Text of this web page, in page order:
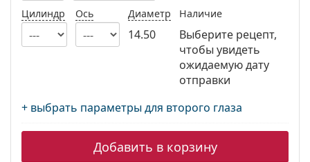
Persol
Prada
Цилиндр Ось Диаметр
14.50
Наличие
Выберите рецепт,
чтобы увидеть
ожидаемую дату
отправки
+ выбрать параметры для второго глаза
Добавить в корзину